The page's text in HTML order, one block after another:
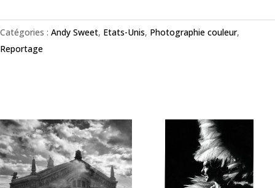
Catégories : Andy Sweet, Etats-Unis, Photographie couleur,
Reportage